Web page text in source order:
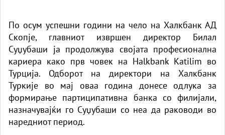
По осум успешни години на чело на Халкбанк АД
Скопје, главниот извршен директор Билал
Суџубаши ја продолжува својата професионална
кариера како прв човек на Halkbank Katilim во
Турција. Одборот на директори на Халкбанк
Туркије во мај оваа година донесе одлука за
формирање партиципативна банка со филијали,
назначувајќи го Суџубаши со неа да раководи во
наредниот период.